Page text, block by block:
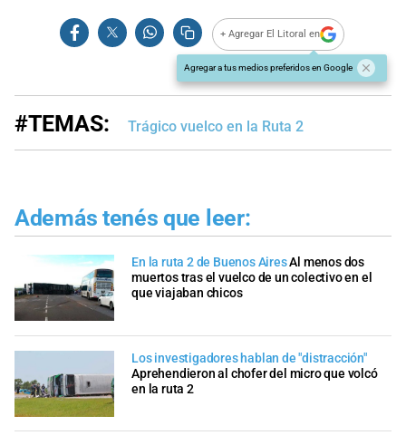
+ Agregar El Litoral en
Agregar a tus medios preferidos en Google
#TEMAS: Trágico vuelco en la Ruta 2
Además tenés que leer:
En la ruta 2 de Buenos AiresAl menos dos
muertos tras el vuelco de un colectivo en el
que viajaban chicos
Los investigadores hablan de "distracción"
Aprehendieron al chofer del micro que volcó
en la ruta 2